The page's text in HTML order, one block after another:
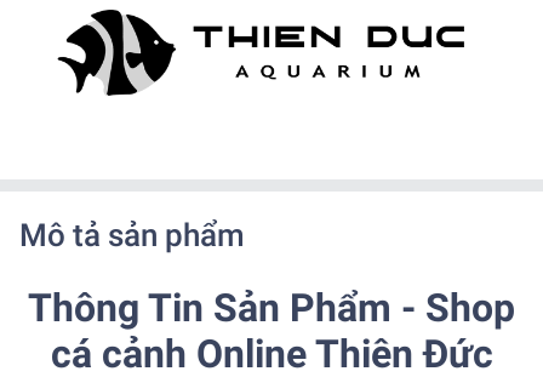
Mô tả sản phẩm
Thông Tin Sản Phẩm - Shop
cá cảnh Online Thiên Đức